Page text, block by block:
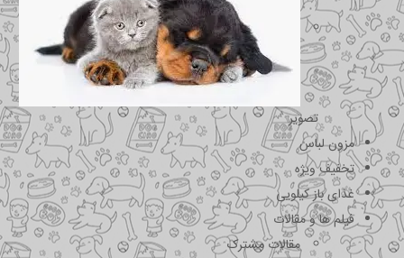
تصویر
مزون لباس
تخفیف ویژه
غذای باز کیلویی
فیلم ها و مقالات
مقالات مشترک